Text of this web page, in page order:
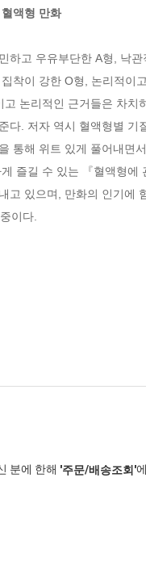
액형 만화
하고 우유부단한 A형, 낙
착이 강한 O형, 논리적이
논리적인 근거들은 차
다. 저자 역시 혈액형별
통해 위트 있게 풀어내면
즐길 수 있는 『혈액형
고 있으며, 만화의 인기에
이다.
분에 한해 '주문/배송조회'